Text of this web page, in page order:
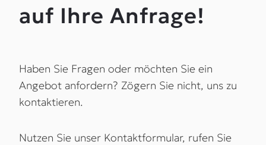
auf Ihre Anfrage!
Haben Sie Fragen oder möchten Sie ein
Angebot anfordern? Zögern Sie nicht, uns zu
kontaktieren.
Nutzen Sie unser Kontaktformular, rufen Sie